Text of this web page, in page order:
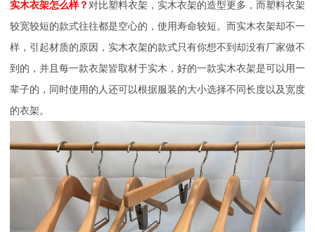
实木衣架怎么样？ 对比塑料衣架，实木衣架的造型更多，而塑料衣架
较宽较短的款式往往都是空心的，使用寿命较短。而实木衣架却不一
样，引起材质的原因，实木衣架的款式只有你想不到却没有厂家做不
到的，并且每一款衣架皆取材于实木，好的一款实木衣架是可以用一
辈子的，同时使用的人还可以根据服装的大小选择不同长度以及宽度
的衣架。